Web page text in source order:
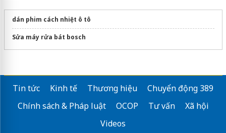
dán phim cách nhiệt ô tô
Sửa máy rửa bát bosch
Tin tức Kinh tế Thương hiệu
Chuyển động 389
Chính sách & Pháp luật
OCOP Tư vấn
Xã hội
Videos